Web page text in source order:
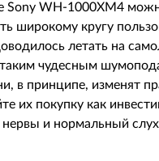
Sony WH-1000XM4
широкому кругу
летать на
чудесным
в принципе, изменят
их покупку как
и нормальный слух